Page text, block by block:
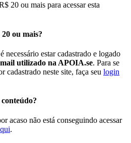
20 ou mais para acessar esta
ou mais?
necessário estar cadastrado e logado
utilizado na APOIA.se. Para se
cadastrado neste site, faça seu login
conteúdo?
acaso não está conseguindo acessar
.